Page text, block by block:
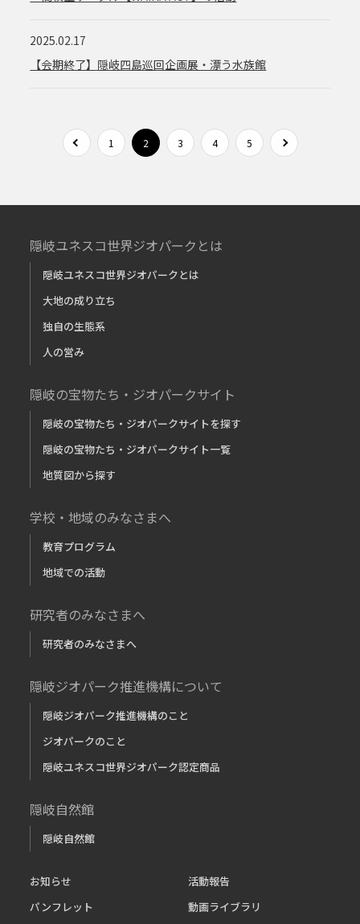
2025.02.17
【会期終了】隠岐四島巡回企画展・漂う水族館
1 2 3 4 5
隠岐ユネスコ世界ジオパークとは
隠岐ユネスコ世界ジオパークとは
大地の成り立ち
独自の生態系
人の営み
隠岐の宝物たち・ジオパークサイト
隠岐の宝物たち・ジオパークサイトを探す
隠岐の宝物たち・ジオパークサイト一覧
地質図から探す
学校・地域のみなさまへ
教育プログラム
地域での活動
研究者のみなさまへ
研究者のみなさまへ
隠岐ジオパーク推進機構について
隠岐ジオパーク推進機構のこと
ジオパークのこと
隠岐ユネスコ世界ジオパーク認定商品
隠岐自然館
隠岐自然館
お知らせ
活動報告
パンフレット
動画ライブラリ